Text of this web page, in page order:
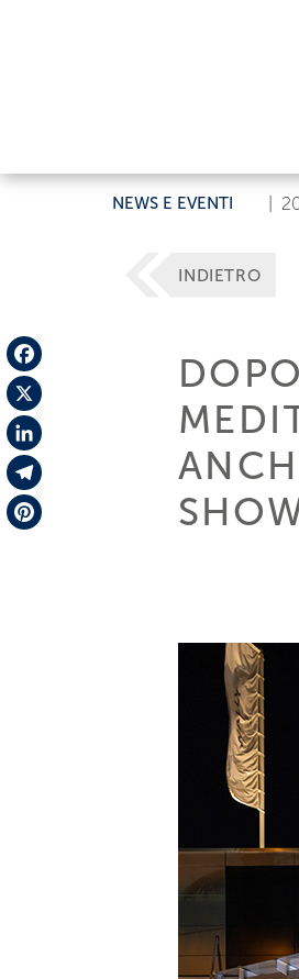
NEWS E EVENTI
Facebook
X
LinkedIn
Telegram
INDIETRO